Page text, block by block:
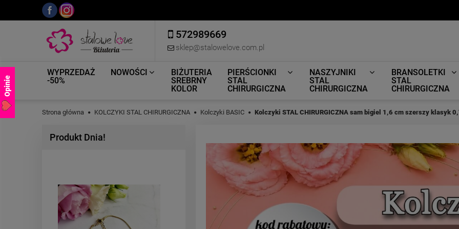
572989669
sklep@stalowelove.com.pl
WYPRZEDAŻ
-50%
NOWOŚCI
BIŻUTERIA
SREBRNY
KOLOR
PIERŚCIONKI
STAL
CHIRURGICZNA
NASZYJNIKI
STAL
CHIRURGICZNA
BRANSOLETKI
STAL
CHIRURGICZNA
Strona główna KOLCZYKI STAL CHIRURGICZNA Kolczyki BASIC Kolczyki STAL CHIRURGICZNA sam bigiel 1,6 cm szerszy klasyk
Produkt Dnia!
Opinie